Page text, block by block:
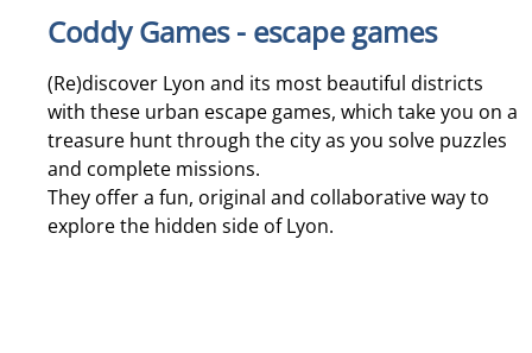
Coddy Games - escape games
(Re)discover Lyon and its most beautiful districts
with these urban escape games, which take you on a
treasure hunt through the city as you solve puzzles
and complete missions.
They offer a fun, original and collaborative way to
explore the hidden side of Lyon.